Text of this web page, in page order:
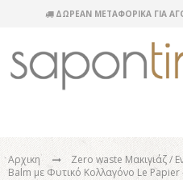
ΔΩΡΕΑΝ ΜΕΤΑΦΟΡΙΚΑ ΓΙΑ
Αρχικη Zero waste Μακιγιάζ/
Balm με Φυτικό Κολλαγόνο Le Papier